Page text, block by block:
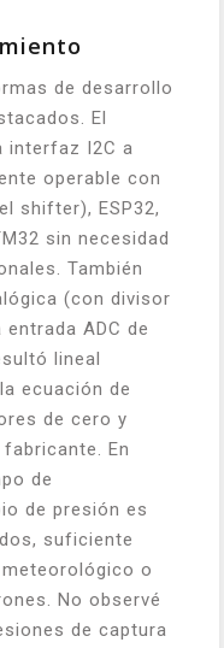
de desarrollo
El
interfaz I2C a
operable con
shifter), ESP32,
sin necesidad
También
(con divisor
ADC de
lineal
ecuación de
de cero y
En
de
de presión es
suficiente
o
No observé
de captura